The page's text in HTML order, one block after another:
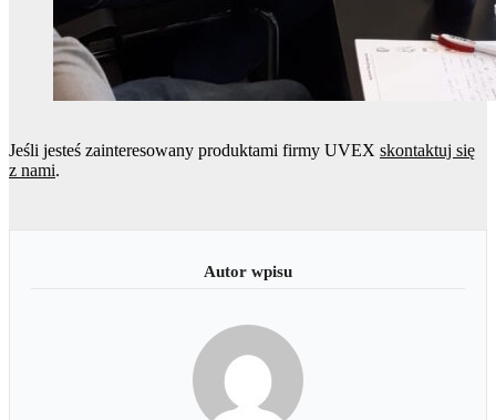
Jeśli jesteś zainteresowany produktami firmy UVEX skontaktuj się
z nami.